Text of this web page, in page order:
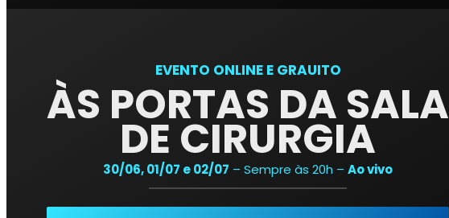
EVENTO ONLINE E GRAUITO
ÀS PORTAS DA SALA
DE CIRURGIA
30/06, 01/07 e 02/07 – Sempre às 20h – Ao vivo